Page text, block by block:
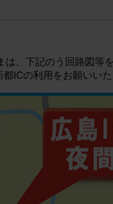
、下記のう回路図等
ICの利用をお願いいた